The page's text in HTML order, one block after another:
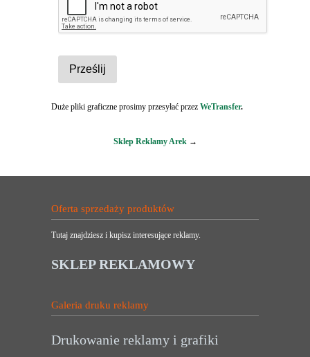
Duże pliki graficzne prosimy przesyłać przez WeTransfer.
Sklep Reklamy Arek→
Oferta sprzedaży produktów
Tutaj znajdziesz i kupisz interesujące reklamy.
SKLEP REKLAMOWY
Galeria druku reklamy
Drukowanie reklamy i grafiki